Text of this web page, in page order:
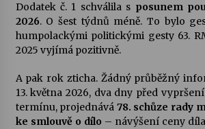
Dodatek č. 1 schválila s posunem
2026. O šest týdnů méně. To bylo
humpolackými politickými gesty 63.
2025 vyjímá pozitivně.
A pak rok zticha. Žádný průběžný
13. května 2026, dva dny před
termínu, projednává 78. schůze rady
ke smlouvě o dílo – návýšení ceny